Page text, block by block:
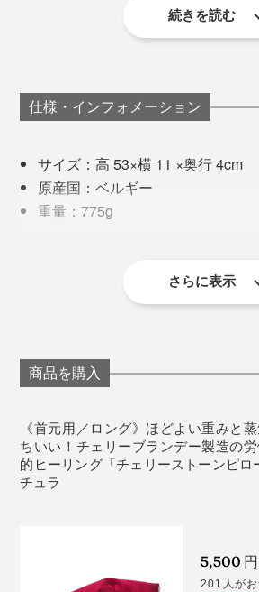
な蒸気となって体に伝わり、心まで
りに包まれます。
温浴”でほわ〜っと軽やかに。
仕事の合間やリラックスタイムに
よさです。
本品は、首や肩を包み込むように温
慌てて首や腕を回してストレッチす
そんな時、この“さくらんぼ温浴”が
す。
15分ほど温めると、首まわりがふわ
する。脚のつけ根、腰、お尻、目
こに当てても、「うわぁ、そこそこ
編集スタッフに試してもらったとこ
濁点まじりの「あぁぁぁ……」とい
続きを読む
仕様・インフォメーション
サイズ：高 53×横 11 ×奥行 4cm
原産国：ベルギー
重量：775g
温めて使用する場合の目安時間
《使用上のご注意》
します。
※洗剤を使用する場合はよくすすぎ、使用前ま
い。
※乾燥は機械を使用せず、自然乾燥をおすすめし
※チェリー種の独特な香りが気になる場合は、お
※アロマスプレーをご使用になる場合は、アロマ
い、熱くなりすぎてしまう恐れがあるので、香
さらに表示
商品を購入
《首元用／ロング》ほどよい重みと
ちいい！チェリーブランデー製造の
的ヒーリング「チェリーストーンピロ
チュラ
5,500
201人が